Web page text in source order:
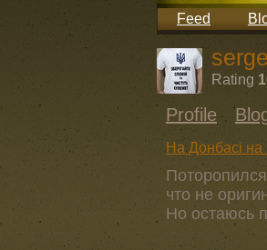
Feed
Rating
Profile
На Донбасі на
что не
Но остаюсь